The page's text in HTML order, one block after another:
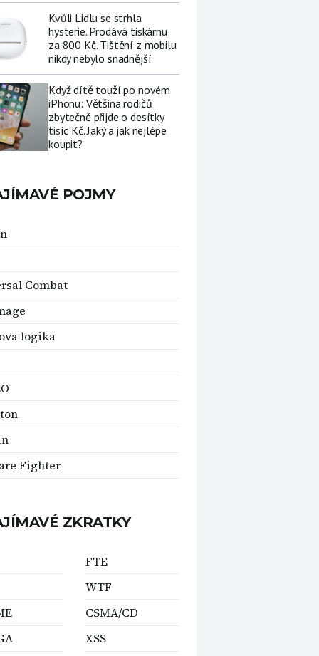
Kvůli Lidlu se strhla
hysterie. Prodává tiskárnu
za 800 Kč. Tištění z mobilu
nikdy nebylo snadnější
Když dítě touží po novém
iPhonu: Většina rodičů
zbytečně přijde o desítky
tisíc Kč. Jaký a jak nejlépe
koupit?
POJMY
Combat
logika
Fighter
ZKRATKY
FTE
WTF
CSMA/CD
XSS